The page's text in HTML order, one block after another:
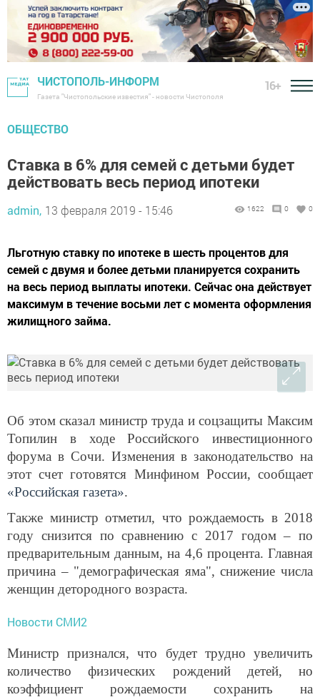
ЧИСТОПОЛЬ-ИНФОРМ
Газета "Чистопольские известия" - новости Чистополя
16+
ОБЩЕСТВО
Ставка в 6% для семей с детьми будет
действовать весь период ипотеки
admin, 13 февраля 2019 - 15:46 1622 0 0
Льготную ставку по ипотеке в шесть процентов для
семей с двумя и более детьми планируется сохранить
на весь период выплаты ипотеки. Сейчас она действует
максимум в течение восьми лет с момента оформления
жилищного займа.
Об этом сказал министр труда и соцзащиты Максим
Топилин в ходе Российского инвестиционного
форума в Сочи. Изменения в законодательство на
этот счет готовятся Минфином России, сообщает
«Российская газета».
Также министр отметил, что рождаемость в 2018
году снизится по сравнению с 2017 годом – по
предварительным данным, на 4,6 процента. Главная
причина – "демографическая яма", снижение числа
женщин детородного возраста.
Новости СМИ2
Министр признался, что будет трудно увеличить
количество физических рождений детей, но
коэффициент рождаемости сохранить на